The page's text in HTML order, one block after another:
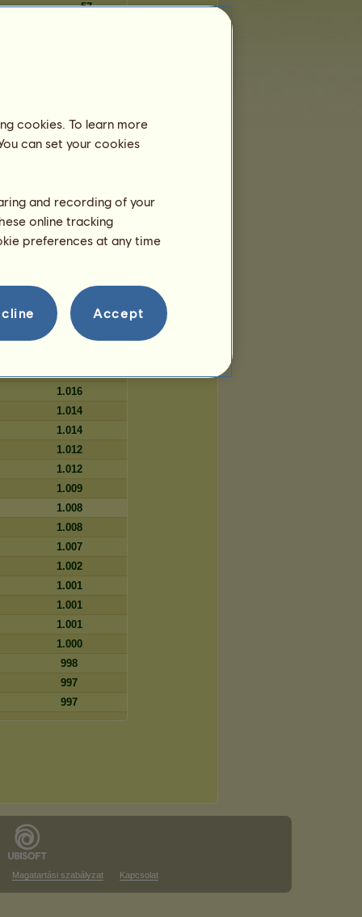
57
57
57
57
57
57
Napok száma
1.017
1.016
1.014
1.014
1.012
1.012
1.009
1.008
1.008
1.007
1.002
1.001
1.001
1.001
1.000
998
997
997
Magatartási szabályzat Kapcsolat
cookies. To learn more
can set your cookies
and recording of your
online tracking
preferences at any time
Accept